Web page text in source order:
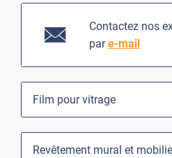
Contactez nos
pare-mail
Film pour vitrage
Revêtement mural et